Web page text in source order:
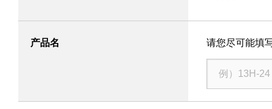
产品名 请您尽可能填